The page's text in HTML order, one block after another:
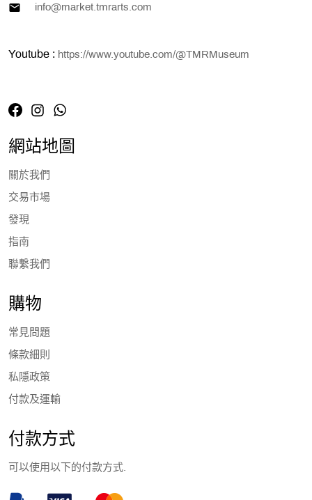
info@market.tmrarts.com
Youtube : https://www.youtube.com/@TMRMuseum
網站地圖
關於我們
交易市場
發現
指南
聯繫我們
購物
常見問題
條款細則
私隱政策
付款及運輸
付款方式
可以使用以下的付款方式.